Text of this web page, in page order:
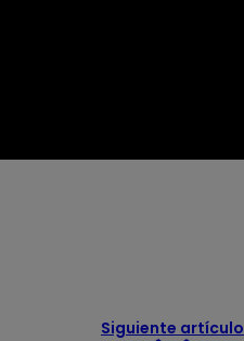
Siguiente artículo